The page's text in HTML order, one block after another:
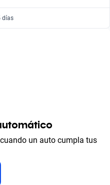
días
un auto cumpla tus